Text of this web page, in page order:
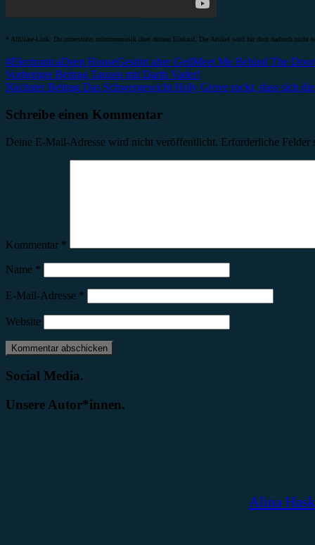
* Affiliate-Link: Du unterstützt minutenmusik über deinen Einkauf. Der Artikel wird für dich dadurch nicht
#ElectronicaDeep HouseGestört aber GeilMeet Me Behind The Door
Beitragsnavigation
Vorheriger Beitrag Tanzen mit Darth Vader!
Nächster Beitrag Das Schwergewicht Holy Grove rockt, dass sich
Schreibe einen Kommentar
Deine E-Mail-Adresse wird nicht veröffentlicht. Erforderliche Felder
Kommentar *
Name *
E-Mail-Adresse *
Website
Social Media.
Unsere Autor*innen.
Alina